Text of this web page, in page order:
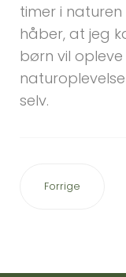
timer i
håber, at jeg
børn vil
selv.
Forrige